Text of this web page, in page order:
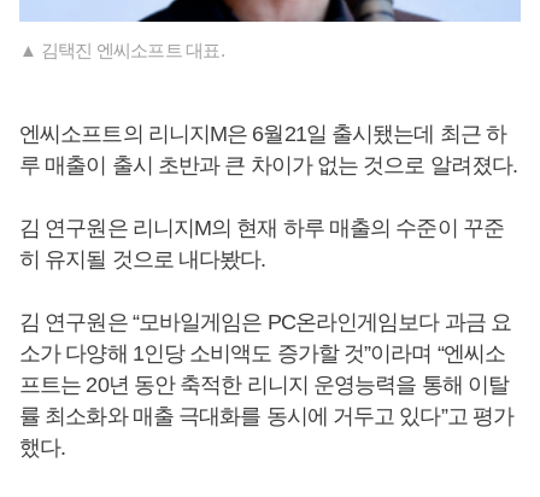
▲ 김택진 엔씨소프트 대표.
엔씨소프트의 리니지M은 6월21일 출시됐는데 최근 하
루 매출이 출시 초반과 큰 차이가 없는 것으로 알려졌다.
김 연구원은 리니지M의 현재 하루 매출의 수준이 꾸준
히 유지될 것으로 내다봤다.
김 연구원은 “모바일게임은 PC온라인게임보다 과금 요
소가 다양해 1인당 소비액도 증가할 것”이라며 “엔씨소
프트는 20년 동안 축적한 리니지 운영능력을 통해 이탈
률 최소화와 매출 극대화를 동시에 거두고 있다”고 평가
했다.